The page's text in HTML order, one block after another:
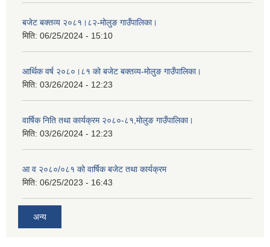
बजेट बक्तव्य २०८१।८२-मोलुङ गाउँपालिका।
मिति: 06/25/2024 - 15:10
आर्थिक वर्ष २०८०।८१ को बजेट बक्तव्य-मोलुङ गाउँपालिका।
मिति: 03/26/2024 - 12:23
वार्षिक निति तथा कार्यक्रम २०८०-८१,मोलुङ गाउँपालिका।
मिति: 03/26/2024 - 12:23
आ व २०८०/०८१ को वार्षिक बजेट तथा कार्यक्रम
मिति: 06/25/2023 - 16:43
अन्य